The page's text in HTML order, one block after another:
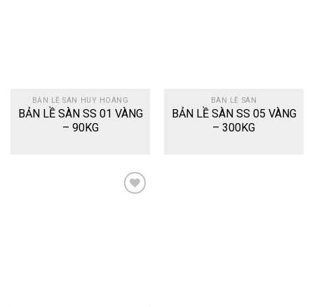
BẢN LỀ SÀN HUY HOÀNG
BẢN LỀ SÀN SS 01 VÀNG
– 90KG
BÀN LỀ SÀN
BẢN LỀ SÀN SS 05 VÀNG
– 300KG